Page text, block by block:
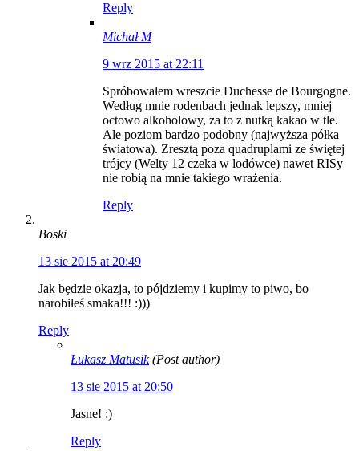
Reply
Michał M
9 wrz 2015 at 22:11
Spróbowałem wreszcie Duchesse de Bourgogne.
Według mnie rodenbach jednak lepszy, mniej
octowo alkoholowy, za to z nutką kakao w tle.
Ale poziom bardzo podobny (najwyższa półka
światowa). Zresztą poza quadruplami ze świętej
trójcy (Welty 12 czeka w lodówce) nawet RISy
nie robią na mnie takiego wrażenia.
Reply
Boski
13 sie 2015 at 20:49
Jak będzie okazja, to pójdziemy i kupimy to piwo, bo
narobiłeś smaka!!! :)))
Reply
Łukasz Matusik (Post author)
13 sie 2015 at 20:50
Jasne! :)
Reply